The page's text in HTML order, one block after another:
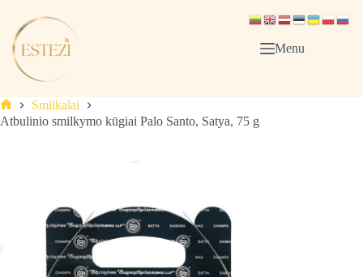
content
Menu
Pagrindinis
Smilkalai
Atbulinio smilkymo kūgiai Palo Santo, Satya, 75 g